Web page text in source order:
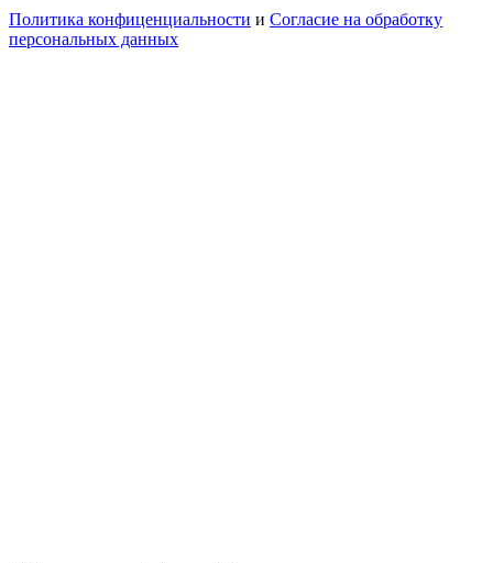
Политика конфиценциальности и Согласие на обработку
персональных данных